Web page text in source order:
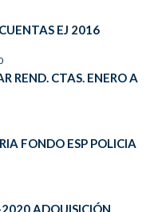
EJ 2016
REND. CTAS. ENERO A
FONDO ESP POLICIA
ADQUISICIÓN